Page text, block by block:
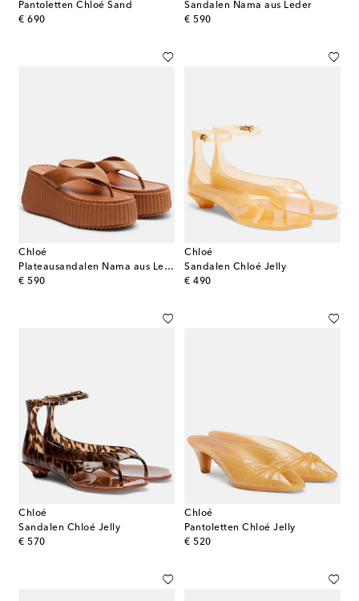
Pantoletten Chloé Sand
€ 690
original price
Sandalen Nama aus Leder
€ 590
original price
Chloé
Plateausandalen Nama aus Leder
€ 590
original price
Chloé
Sandalen Chloé Jelly
€ 490
original price
Chloé
Sandalen Chloé Jelly
€ 570
original price
Chloé
Pantoletten Chloé Jelly
€ 520
original price